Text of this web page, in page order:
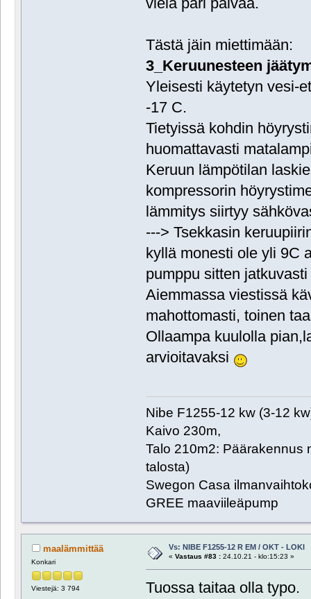
Tästä jäin miettimään:
3_Keruunesteen
Yleisesti käytetyn vesi-
-17 C.
Tietyissä kohdin
huomattavasti
Keruun lämpötilan
kompressorin
lämmitys siirtyy
---> Tsekkasin
kyllä monesti ole yli 9C
pumppu sitten
Aiemmassa viestissä
mahottomasti, toinen
Ollaampa kuulolla
arvioitavaksi
Nibe F1255-12 kw (3-12
Kaivo 230m,
Talo 210m2: Päärakennus
talosta)
Swegon Casa
GREE maaviileäpump
maalämmittää
Konkari
Viestejä: 3 794
Vs: NIBE F1255-12 R EM / OKT - LOKI
« Vastaus #83 :24.10.21 - klo:15:23 »
Tuossa taitaa olla typo.